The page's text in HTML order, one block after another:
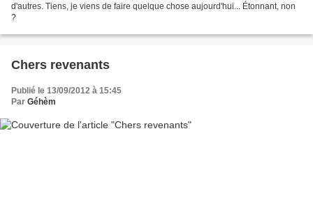
d'autres. Tiens, je viens de faire quelque chose aujourd'hui... Étonnant, non
?
Chers revenants
Publié le 13/09/2012 à 15:45
Par Géhèm